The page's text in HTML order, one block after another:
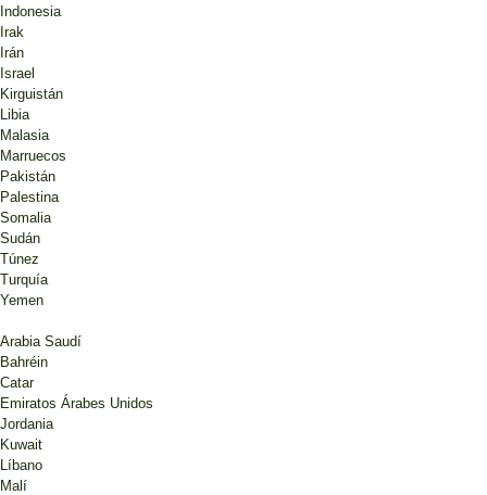
Indonesia
Irak
Irán
Israel
Kirguistán
Libia
Malasia
Marruecos
Pakistán
Palestina
Somalia
Sudán
Túnez
Turquía
Yemen
Arabia Saudí
Bahréin
Catar
Emiratos Árabes Unidos
Jordania
Kuwait
Líbano
Malí